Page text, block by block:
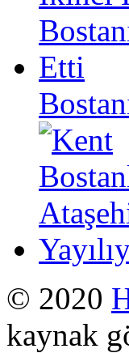
© 2020
kaynak